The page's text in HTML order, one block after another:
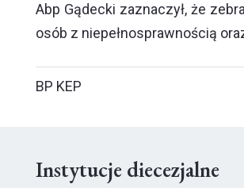
Abp Gądecki zaznaczył, że
osób z niepełnosprawnością
BP KEP
Instytucje diecezjalne